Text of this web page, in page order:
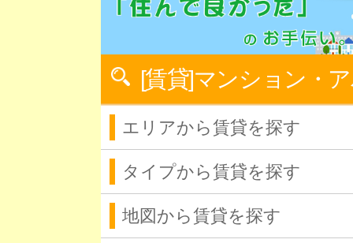
[賃貸]マンション・
エリアから賃貸を探す
タイプから賃貸を探す
地図から賃貸を探す